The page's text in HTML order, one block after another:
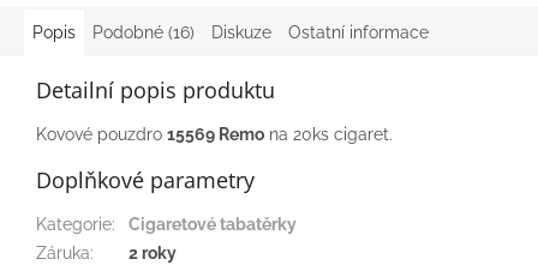
Popis Podobné (16) Diskuze Ostatní informace
Detailní popis produktu
Kovové pouzdro 15569 Remo na 20ks cigaret.
Doplňkové parametry
Kategorie:
Cigaretové tabatěrky
Záruka: 2 roky